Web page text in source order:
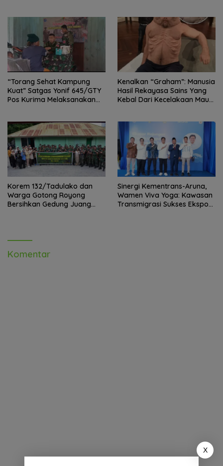
“Torang Sehat Kampung
Kuat” Satgas Yonif 645/GTY
Pos Kurima Melaksanakan
Kenalkan “Graham”: Manusia
Hasil Rekayasa Sains Yang
Kebal Dari Kecelakaan Maut
Korem 132/Tadulako dan
Warga Gotong Royong
Bersihkan Gedung Juang
Sinergi Kementrans-Aruna,
Wamen Viva Yoga: Kawasan
Transmigrasi Sukses Ekspor
Komentar
X